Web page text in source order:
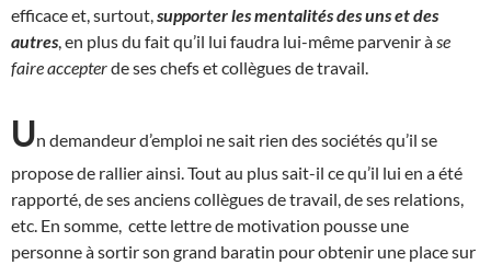
efficace et, surtout, supporter les mentalités des uns et des
autres , en plus du fait qu’il lui faudra lui-même parvenir à se
faire accepterde ses chefs et collègues de travail.
Un demandeur d’emploi ne sait rien des sociétés qu’il se
propose de rallier ainsi. Tout au plus sait-il ce qu’il lui en a été
rapporté, de ses anciens collègues de travail, de ses relations,
etc. En somme, cette lettre de motivation pousse une
personne à sortir son grand baratin pour obtenir une place sur